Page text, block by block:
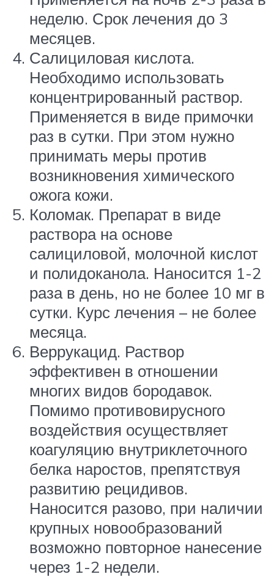
неделю. Срок лечения до 3
месяцев.
Салициловая кислота.
Необходимо использовать
концентрированный раствор.
Применяется в виде примочки
раз в сутки. При этом нужно
принимать меры против
возникновения химического
ожога кожи.
Коломак. Препарат в виде
раствора на основе
салициловой, молочной кислот
и полидоканола. Наносится 1-2
раза в день, но не более 10 мг в
сутки. Курс лечения – не более
месяца.
Веррукацид. Раствор
эффективен в отношении
многих видов бородавок.
Помимо противовирусного
воздействия осуществляет
коагуляцию внутриклеточного
белка наростов, препятствуя
развитию рецидивов.
Наносится разово, при наличии
крупных новообразований
возможно повторное нанесение
через 1-2 недели.